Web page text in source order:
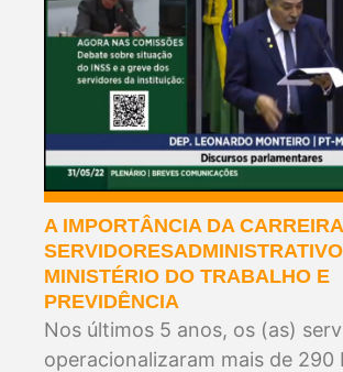
A IMPORTÂNCIA DA
MINISTÉRIO DO TRABALHO E
PREVIDÊNCIA
Nos últimos 5 anos, os (as)
operacionalizaram mais de 290